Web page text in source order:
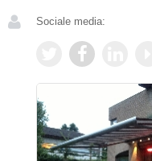
Sociale media: